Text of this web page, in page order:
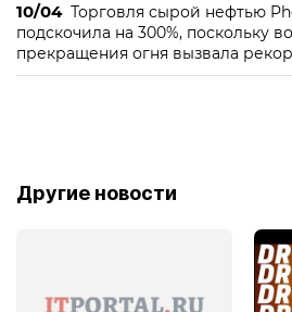
10/04 Торговля сырой нефтью
подскочила на 300%, поскольку
прекращения огня вызвала
Другие новости